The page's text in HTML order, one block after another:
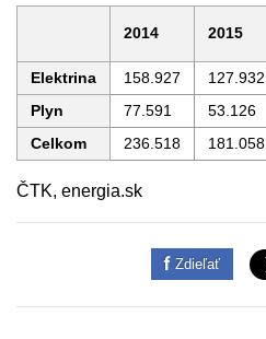
2014 2015
Elektrina
158.927 127.932
Plyn
77.591 53.126
Celkom
236.518 181.058
ČTK, energia.sk
Zdieľať